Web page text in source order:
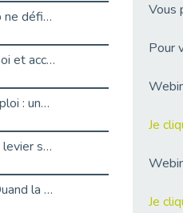
Et si le handicap ne définissait plus la carrière ?
« Confiance en soi et acceptation du handicap » : un levier puissant vers l’emploi
Handicap et emploi : une matinée pour briser les tabous
L’alternance : un levier stratégique pour recruter et inclure durablement
Fibromyalgie : Quand la douleur invisible s’invite au bureau
Vous
Pour
Je
Je